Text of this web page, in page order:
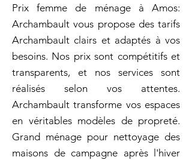
Prix femme de ménage à Amos:
Archambault vous propose des tarifs
Archambault clairs et adaptés à vos
besoins. Nos prix sont compétitifs et
transparents, et nos services sont
réalisés selon vos attentes.
Archambault transforme vos espaces
en véritables modèles de propreté.
Grand ménage pour nettoyage des
maisons de campagne après l'hiver